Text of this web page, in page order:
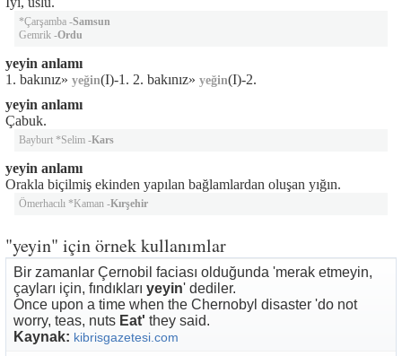
*Çarşamba -Samsun
Gemrik -Ordu
yeyin anlamı
1. bakınız» yeğin(I)-1. 2. bakınız» yeğin(I)-2.
yeyin anlamı
Çabuk.
Bayburt *Selim -Kars
yeyin anlamı
Orakla biçilmiş ekinden yapılan bağlamlardan oluşan yığın.
Ömerhacılı *Kaman -Kırşehir
"yeyin" için örnek kullanımlar
Bir zamanlar Çernobil faciası olduğunda 'merak etmeyin,
çayları için, fındıkları yeyin' dediler.
Once upon a time when the Chernobyl disaster 'do not
worry, teas, nuts Eat' they said.
Kaynak: kibrisgazetesi.com